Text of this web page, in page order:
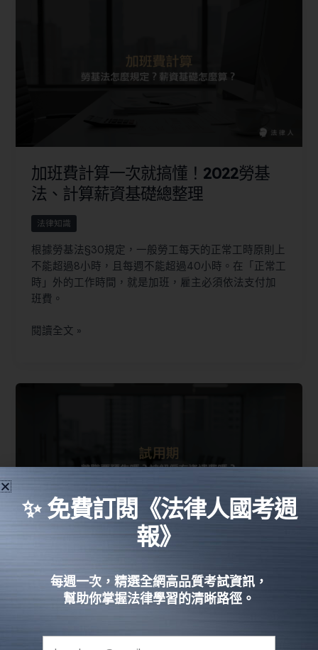
加班費計算一次就搞懂！2022勞基
法、計算薪資基礎總整理
法律知識
根據勞基法§30規定，一般勞工每天的正常工時原則上
不能超過8小時，且每週不能超過40小時。在「正常工
時」外的工作時間，就是加班，雇主必須依法支付加
班費。
閱讀全文 »
資遣費？1分鐘了解試用期
✨ 免費訂閱《法律人國考週
報》
每週一次，精選全網高品質考試資訊，
幫助你掌握法律學習的清晰路徑。